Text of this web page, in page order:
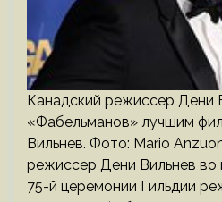
Канадский режиссер Дени
«Фабельманов» лучшим
Вильнев. Фото: Mario
режиссер Дени Вильнев во
75-й церемонии Гильдии